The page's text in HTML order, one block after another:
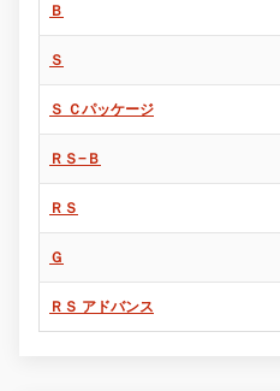
Ｂ
Ｓ
Ｓ Ｃパッケージ
ＲＳ−Ｂ
ＲＳ
Ｇ
ＲＳ アドバンス